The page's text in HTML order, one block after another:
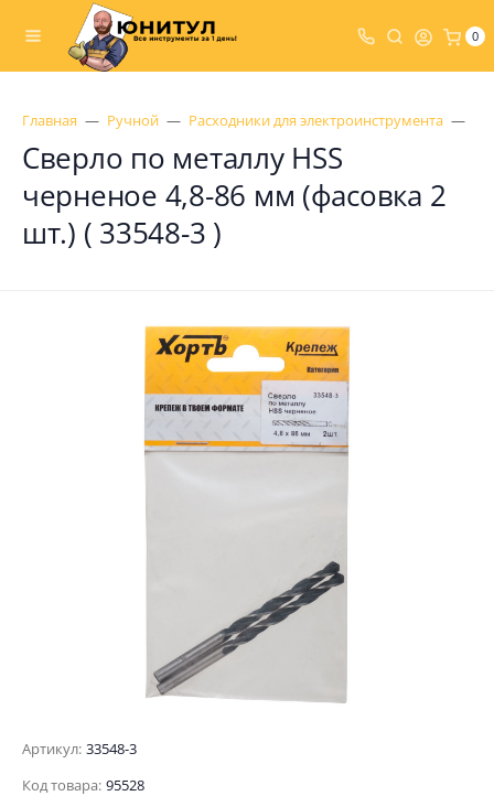
0
Главная Ручной Расходники для электроинструмента
Сверло по металлу HSS
черненое 4,8-86 мм (фасовка 2
шт.) ( 33548-3 )
Артикул: 33548-3
Код товара: 95528